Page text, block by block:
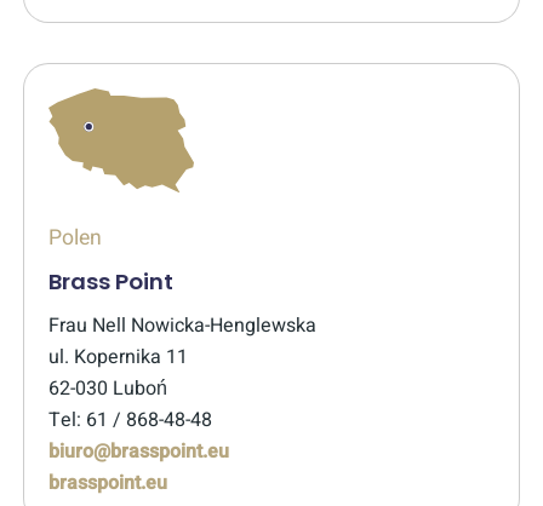
Polen
Brass Point
Frau Nell Nowicka-Henglewska
ul. Kopernika 11
62-030 Luboń
Tel: 61 / 868-48-48
biuro@brasspoint.eu
brasspoint.eu